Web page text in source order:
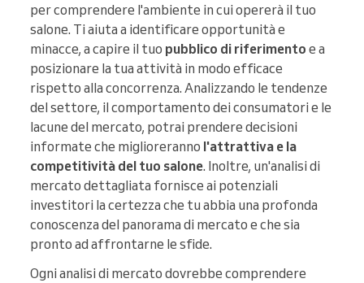
per comprendere l'ambiente in cui opererà il tuo
salone. Ti aiuta a identificare opportunità e
minacce, a capire il tuo pubblico di riferimento e a
posizionare la tua attività in modo efficace
rispetto alla concorrenza. Analizzando le tendenze
del settore, il comportamento dei consumatori e le
lacune del mercato, potrai prendere decisioni
informate che miglioreranno l'attrattiva e la
competitività del tuo salone. Inoltre, un'analisi di
mercato dettagliata fornisce ai potenziali
investitori la certezza che tu abbia una profonda
conoscenza del panorama di mercato e che sia
pronto ad affrontarne le sfide.
Ogni analisi di mercato dovrebbe comprendere